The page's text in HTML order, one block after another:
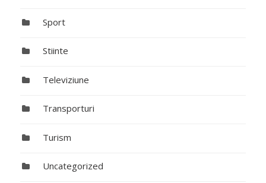
Sport
Stiinte
Televiziune
Transporturi
Turism
Uncategorized